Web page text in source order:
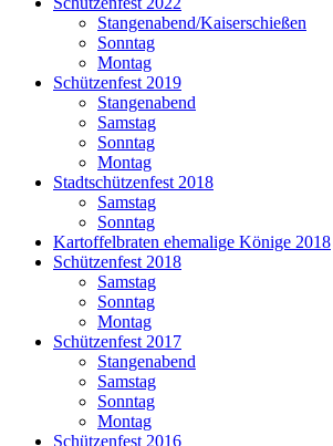
Stangenabend/Kaiserschießen
Sonntag
Montag
Schützenfest 2019
Stangenabend
Samstag
Sonntag
Montag
Stadtschützenfest 2018
Samstag
Sonntag
Kartoffelbraten ehemalige Könige 2018
Schützenfest 2018
Samstag
Sonntag
Montag
Schützenfest 2017
Stangenabend
Samstag
Sonntag
Montag
Schützenfest 2016